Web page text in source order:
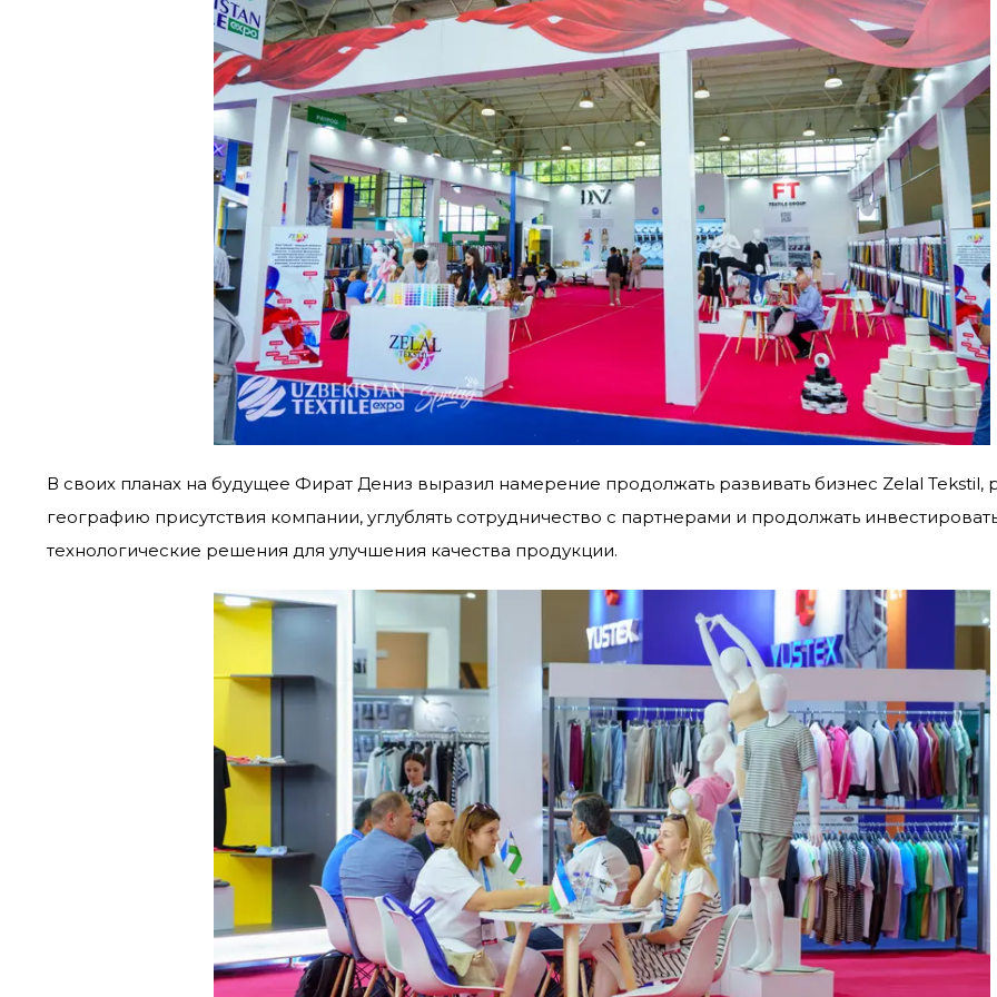
В своих планах на будущее Фират Дениз выразил намерение продолжать развивать бизнес Zelal Tekstil,
географию присутствия компании, углублять сотрудничество с партнерами и продолжать
технологические решения для улучшения качества продукции.